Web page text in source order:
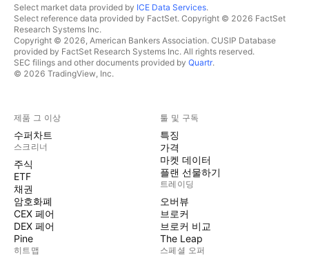
Select market data provided by ICE Data Services.
Select reference data provided by FactSet. Copyright © 2026 FactSet
Research Systems Inc.
Copyright © 2026, American Bankers Association. CUSIP Database
provided by FactSet Research Systems Inc. All rights reserved.
SEC filings and other documents provided by Quartr.
© 2026 TradingView, Inc.
제품 그 이상
수퍼차트
스크리너
주식
ETF
채권
암호화폐
CEX 페어
DEX 페어
Pine
히트맵
툴 및 구독
특징
가격
마켓 데이터
플랜 선물하기
트레이딩
오버뷰
브로커
브로커 비교
The Leap
스페셜 오퍼